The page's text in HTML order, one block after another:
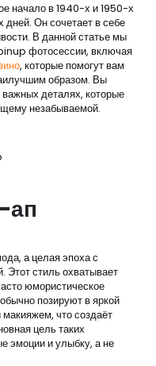
начало в 1940-х и 1950-х
дней. Он сочетает в себе
В данной статье мы
фотосессии, включая
, которые помогут вам
образом. Вы
важных деталях, которые
незабываемой.
ап
а целая эпоха с
Этот стиль охватывает
юмористическое
позируют в яркой
что создаёт
цель таких
эмоции и улыбку, а не